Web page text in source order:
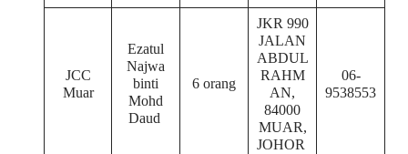
JCC
Muar
Ezatul
Najwa
binti
Mohd
Daud
6 orang
JKR 990
JALAN
ABDUL
RAHM
AN,
84000
MUAR,
JOHOR
06-
9538553